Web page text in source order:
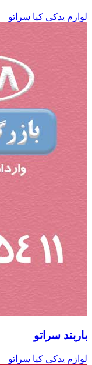
لوازم یدکی کیا سراتو
باربند سراتو
لوازم یدکی کیا سراتو